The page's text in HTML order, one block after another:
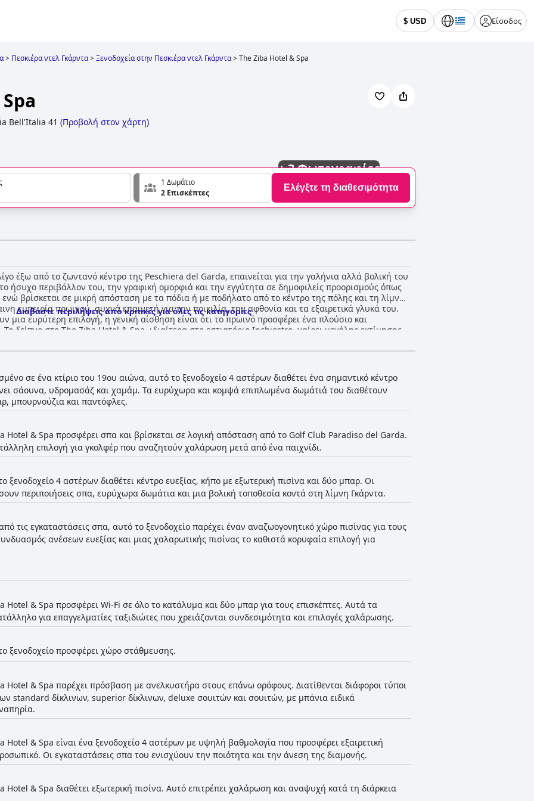
$ USD Είσοδος
> Πεσκιέρα ντελ Γκάρντα>Ξενοδοχεία στην Πεσκιέρα ντελ Γκάρντα>The Ziba Hotel & Spa
Bell'Italia 41 (Προβολή στον χάρτη)
+3 Φωτογραφίες
1 Δωμάτιο
2 Επισκέπτες
Ελέγξτε τη διαθεσιμότητα
έξω από το ζωντανό κέντρο της Peschiera del Garda, επαινείται για την γαλήνια αλλά βολική του
ήσυχο περιβάλλον του, την γραφική ομορφιά και την εγγύτητα σε δημοφιλείς προορισμούς όπως
βρίσκεται σε μικρή απόσταση με τα πόδια ή με ποδήλατο από το κέντρο της πόλης και τη λίμνη.
εμπειρία πρωινού, συχνά επαινετή για την ποικιλία, την αφθονία και τα εξαιρετικά γλυκά του.
μια ευρύτερη επιλογή, η γενική αίσθηση είναι ότι το πρωινό προσφέρει ένα πλούσιο και
την εκλεπτυσμένη και νόστιμη κουζίνα. Αν και κάποιοι βρίσκουν το μενού κάπως περιορισμένο και
είναι θετική, με επαίνους τόσο για την ποιότητα του φαγητού όσο και για το υπέροχο
εξαιρετικά άνετα κρεβάτια. Οι επισκέπτες βρίσκουν τα καταλύματα όμορφα, τακτοποιημένα και
με μια πινελιά πολυτέλειας και άνεσης. Η καθαριότητα σε όλο το ξενοδοχείο
συντήρηση εμφανή σε όλο το ακίνητο, συμβάλλοντας σε μια φιλόξενη ατμόσφαιρα. Παρά ένα
δωματίου, η συντριπτική συναίνεση είναι ότι οι εσωτερικοί χώροι του ξενοδοχείου και η
του The Ziba Hotel & Spa λαμβάνει επαίνους για την
επαγγελματική του συμπεριφορά, κάνοντας τους επισκέπτες να αισθάνονται θερμά ευπρόσδεκτοι
και η προθυμία τους να κάνουν το κάτι παραπάνω, όπως η προσφορά δωρεάν αναβαθμίσεων
Οι επισκέπτες απολαμβάνουν το όμορφο σπα του ξενοδοχείου,
μια υπέροχη σειρά ανέσεων, όπως σάουνες, υδρομασάζ και αίθουσες χαλάρωσης. Οι καλά
περιβάλλον το καθιστούν ένα αγαπημένο χαρακτηριστικό του ξενοχείου, παρά την πρώιμη
ενός μπαρ δίπλα στην πισίνα και ενός υπέροχου περιβάλλοντος κήπου προσθέτει στην χαλαρωτική
που συχνά ξεπερνά τις προσδοκίες. Οι εγκαταστάσεις στάθμευσης λαμβάνουν
να τονίζουν την ευκολία και την ασφάλεια τόσο των υπαίθριων όσο και των υπόγειων
χώρος στάθμευσης του ξενοδοχείου, συμπεριλαμβανομένου ενός ιδιωτικού υπόγειου
επαινείται ιδιαίτερα για την ευκολία και την ασφάλειά του, ιδανικό για όσους ταξιδεύουν με
προσωπικό, εξασφαλίζοντας μια αξέχαστη και ξεκούραστη εμπειρία για τους επισκέπτες του.
Διαβάστε περιλήψεις από κριτικές για όλες τις κατηγορίες
σε ένα κτίριο του 19ου αιώνα, αυτό το ξενοδοχείο 4 αστέρων διαθέτει ένα σημαντικό κέντρο
σάουνα, υδρομασάζ και χαμάμ. Τα ευρύχωρα και κομψά επιπλωμένα δωμάτιά του διαθέτουν
μπουρνούζια και παντόφλες.
Hotel & Spa προσφέρει σπα και βρίσκεται σε λογική απόσταση από το Golf Club Paradiso del Garda.
επιλογή για γκολφέρ που αναζητούν χαλάρωση μετά από ένα παιχνίδι.
ξενοδοχείο 4 αστέρων διαθέτει κέντρο ευεξίας, κήπο με εξωτερική πισίνα και δύο μπαρ. Οι
περιποιήσεις σπα, ευρύχωρα δωμάτια και μια βολική τοποθεσία κοντά στη λίμνη Γκάρντα.
τις εγκαταστάσεις σπα, αυτό το ξενοδοχείο παρέχει έναν αναζωογονητικό χώρο πισίνας για τους
ανέσεων ευεξίας και μιας χαλαρωτικής πισίνας το καθιστά κορυφαία επιλογή για
Hotel & Spa προσφέρει Wi-Fi σε όλο το κατάλυμα και δύο μπαρ για τους επισκέπτες. Αυτά τα
για επαγγελματίες ταξιδιώτες που χρειάζονται συνδεσιμότητα και επιλογές χαλάρωσης.
ξενοδοχείο προσφέρει χώρο στάθμευσης.
Hotel & Spa παρέχει πρόσβαση με ανελκυστήρα στους επάνω ορόφους. Διατίθενται διάφοροι τύποι
standard δίκλινων, superior δίκλινων, deluxe σουιτών και σουιτών, με μπάνια ειδικά
Hotel & Spa είναι ένα ξενοδοχείο 4 αστέρων με υψηλή βαθμολογία που προσφέρει εξαιρετική
Οι εγκαταστάσεις σπα του ενισχύουν την ποιότητα και την άνεση της διαμονής.
Hotel & Spa διαθέτει εξωτερική πισίνα. Αυτό επιτρέπει χαλάρωση και αναψυχή κατά τη διάρκεια